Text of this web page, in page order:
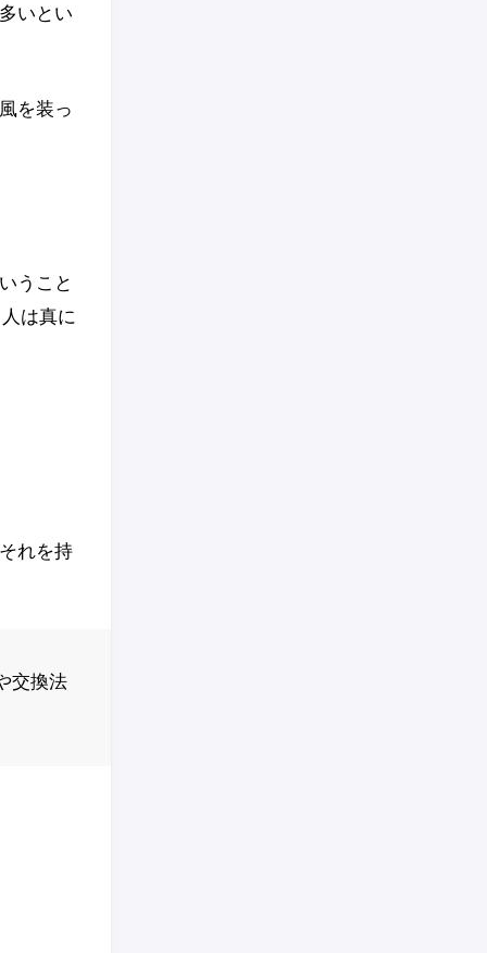
いとい
を装っ
うこと
は真に
れを持
交換法